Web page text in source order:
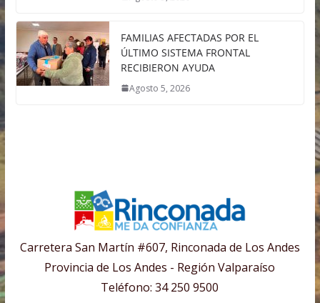
FAMILIAS AFECTADAS POR EL
ÚLTIMO SISTEMA FRONTAL
RECIBIERON AYUDA
Agosto 5, 2026
Carretera San Martín #607, Rinconada de Los Andes
Provincia de Los Andes - Región Valparaíso
Teléfono: 34 250 9500